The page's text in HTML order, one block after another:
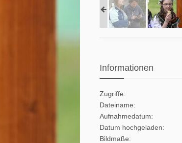
Informationen
Zugriffe
Dateiname
Aufnahmedatum
Datum hochgeladen
Bildmaße